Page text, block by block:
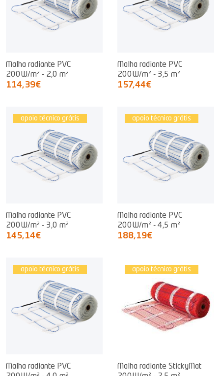
Malha radiante PVC
200W/m² - 2,0 m²
114,39€
Malha radiante PVC
200W/m² - 3,5 m²
157,44€
apoio técnico grátis
Malha radiante PVC
200W/m² - 3,0 m²
145,14€
apoio técnico grátis
Malha radiante PVC
200W/m² - 4,5 m²
188,19€
apoio técnico grátis
Malha radiante PVC
apoio técnico grátis
Malha radiante StickyMat